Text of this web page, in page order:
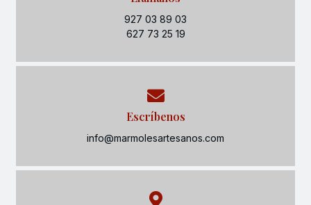
927 03 89 03
627 73 25 19
Escríbenos
info@marmolesartesanos.com